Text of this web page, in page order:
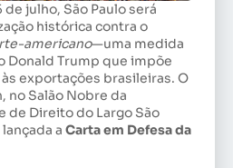
julho, São Paulo será
histórica contra o
americano—uma medida
Donald Trump que impõe
exportações brasileiras. O
no Salão Nobre da
de Direito do Largo São
a Carta em Defesa da